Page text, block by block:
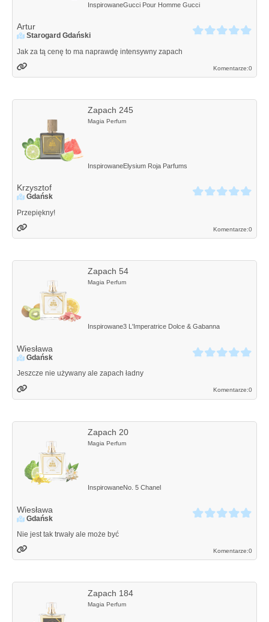
InspirowaneGucci Pour Homme Gucci
Artur
Starogard Gdański
Jak za tą cenę to ma naprawdę intensywny zapach
Komentarze:0
Zapach 245
Magia Perfum
InspirowaneElysium Roja Parfums
Krzysztof
Gdańsk
Przepiękny!
Komentarze:0
Zapach 54
Magia Perfum
Inspirowane3 L'Imperatrice Dolce & Gabanna
Wiesława
Gdańsk
Jeszcze nie używany ale zapach ładny
Komentarze:0
Zapach 20
Magia Perfum
InspirowaneNo. 5 Chanel
Wiesława
Gdańsk
Nie jest tak trwały ale może być
Komentarze:0
Zapach 184
Magia Perfum